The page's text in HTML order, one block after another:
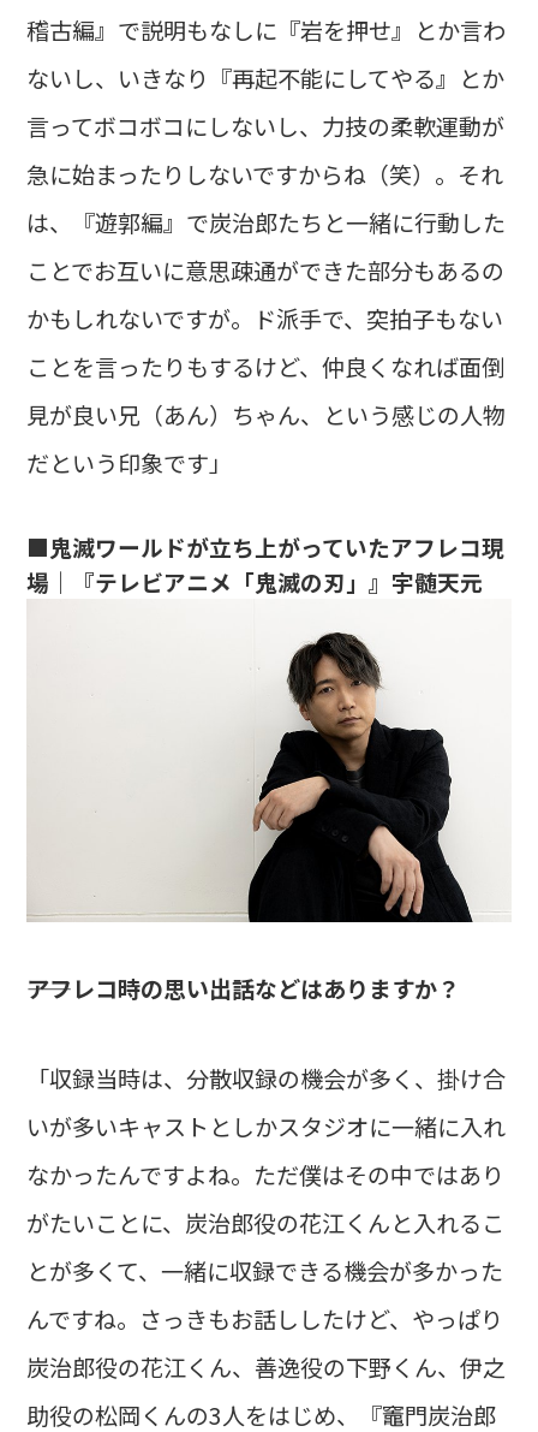
稽古編』で説明もなしに『岩を押せ』とか言わ
ないし、いきなり『再起不能にしてやる』とか
言ってボコボコにしないし、力技の柔軟運動が
急に始まったりしないですからね（笑）。それ
は、『遊郭編』で炭治郎たちと一緒に行動した
ことでお互いに意思疎通ができた部分もあるの
かもしれないですが。ド派手で、突拍子もない
ことを言ったりもするけど、仲良くなれば面倒
見が良い兄（あん）ちゃん、という感じの人物
だという印象です」
■鬼滅ワールドが立ち上がっていたアフレコ現
場｜『テレビアニメ「鬼滅の刃」』宇髄天元
――アフレコ時の思い出話などはありますか？
「収録当時は、分散収録の機会が多く、掛け合
いが多いキャストとしかスタジオに一緒に入れ
なかったんですよね。ただ僕はその中ではあり
がたいことに、炭治郎役の花江くんと入れるこ
とが多くて、一緒に収録できる機会が多かった
んですね。さっきもお話ししたけど、やっぱり
炭治郎役の花江くん、善逸役の下野くん、伊之
助役の松岡くんの3人をはじめ、『竈門炭治郎